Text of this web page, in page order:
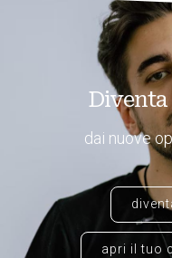
dai nuove
apri il tuo